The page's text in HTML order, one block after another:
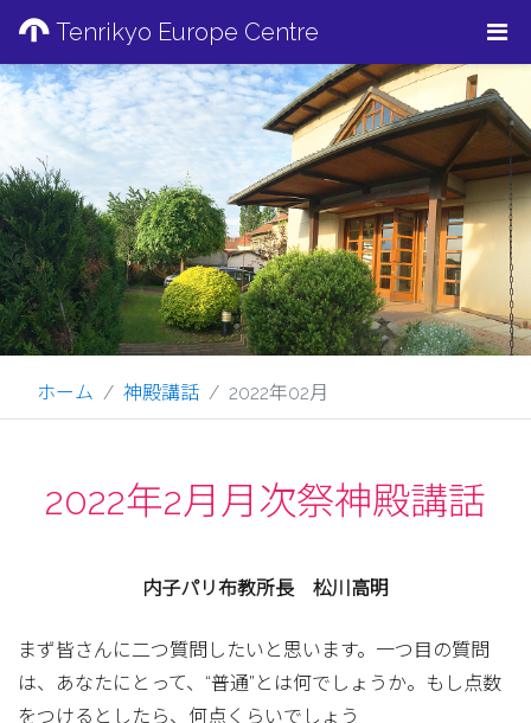
Tenrikyo Europe Centre
ホーム 神殿講話 2022年02月
2022年2月月次祭神殿講話
内子パリ布教所長 松川高明
まず皆さんに二つ質問したいと思います。一つ目の質問
は、あなたにとって、“普通”とは何でしょうか。もし点数
をつけるとしたら、何点くらいでしょう